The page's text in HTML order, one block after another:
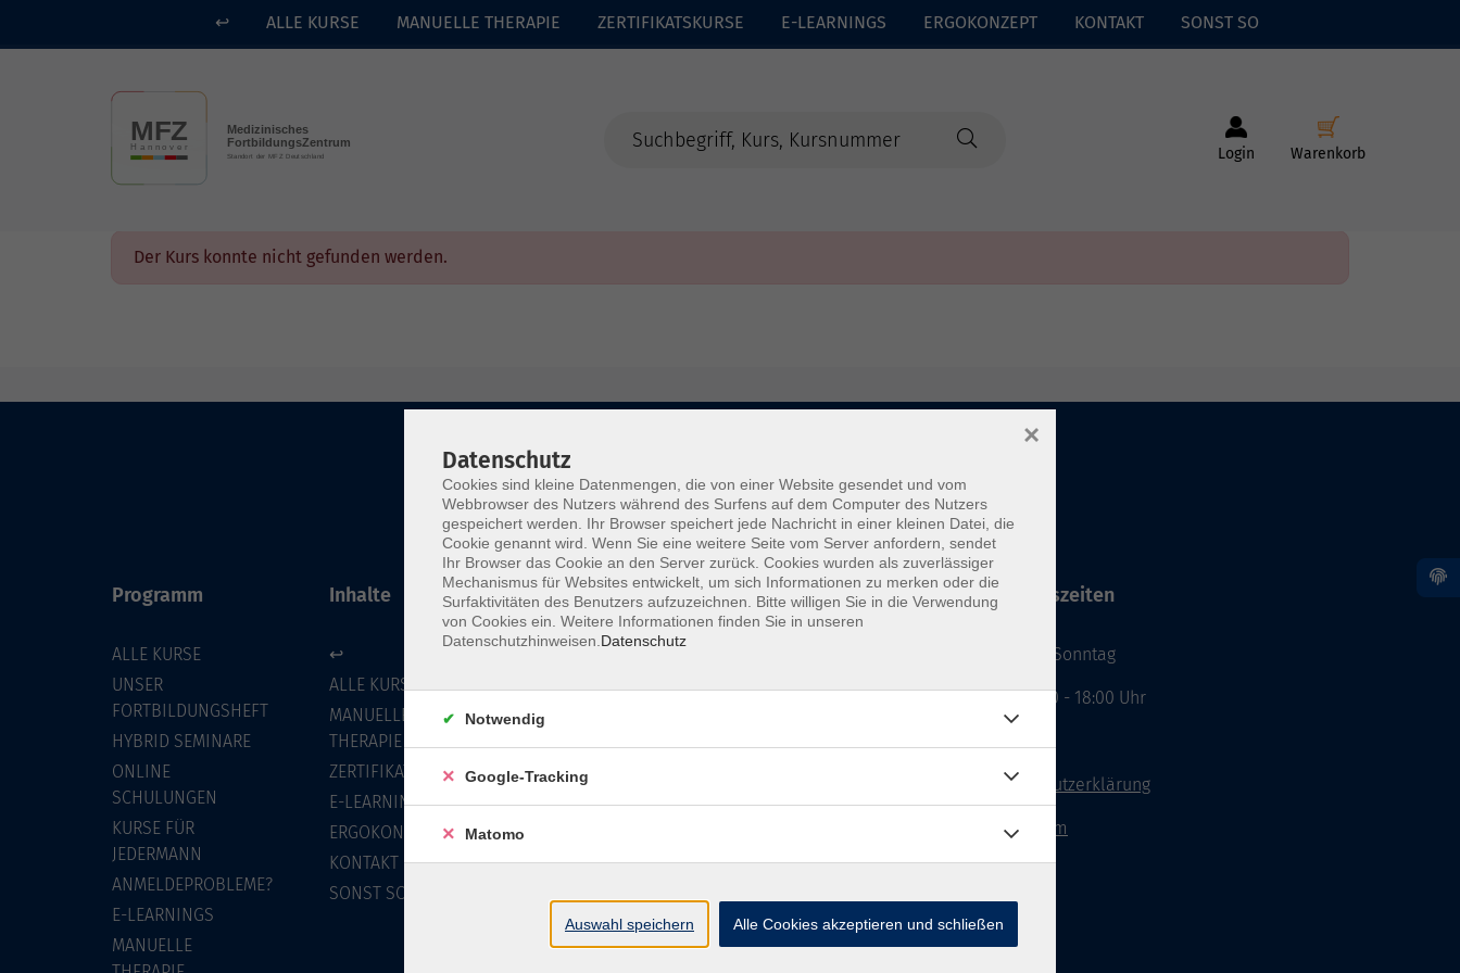
Skip to main content
↩ ALLE KURSE MANUELLE THERAPIE ZERTIFIKATSKURSE E-LEARNINGS ERGOKONZEPT KONTAKT SONST SO
Login Warenkorb
Der Kurs konnte nicht gefunden werden.
Programm
ALLE KURSE
UNSER
FORTBILDUNGSHEFT
HYBRID SEMINARE
ONLINE
SCHULUNGEN
KURSE FÜR
JEDERMANN
ANMELDEPROBLEME?
E-LEARNINGS
MANUELLE
Inhalte
↩
ALLE KURSE
MANUELLE
THERAPIE
ZERTIFIKATSKURSE
E-LEARNINGS
ERGOKONZEPT
KONTAKT
SONST SO
MFZ HANNOVER GMBH & CO KG
📞Telefon: +49 511 844 14 18
Öffnungszeiten
Montag - Sonntag
von: 08:00 - 18:00 Uhr
Datenschutzerklärung
Impressum
Widerruf
Datenschutz
Cookies sind kleine Datenmengen, die von einer Website gesendet und vom
Webbrowser des Nutzers während des Surfens auf dem Computer des Nutzers
gespeichert werden. Ihr Browser speichert jede Nachricht in einer kleinen Datei, die
Cookie genannt wird. Wenn Sie eine weitere Seite vom Server anfordern, sendet
Ihr Browser das Cookie an den Server zurück. Cookies wurden als zuverlässiger
Mechanismus für Websites entwickelt, um sich Informationen zu merken oder die
Surfaktivitäten des Benutzers aufzuzeichnen. Bitte willigen Sie in die Verwendung
von Cookies ein. Weitere Informationen finden Sie in unseren
Datenschutzhinweisen. Datenschutz
×
Notwendig
Google-Tracking
Matomo
Auswahl speichern Alle Cookies akzeptieren und schließen